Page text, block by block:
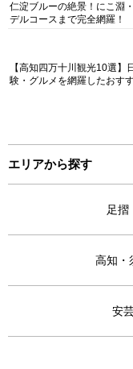
仁淀ブルーの絶景！にこ淵
デルコースまで完全網羅！
【高知四万十川観光10選
験・グルメを網羅したおす
エリアから探す
足摺
高知・
安